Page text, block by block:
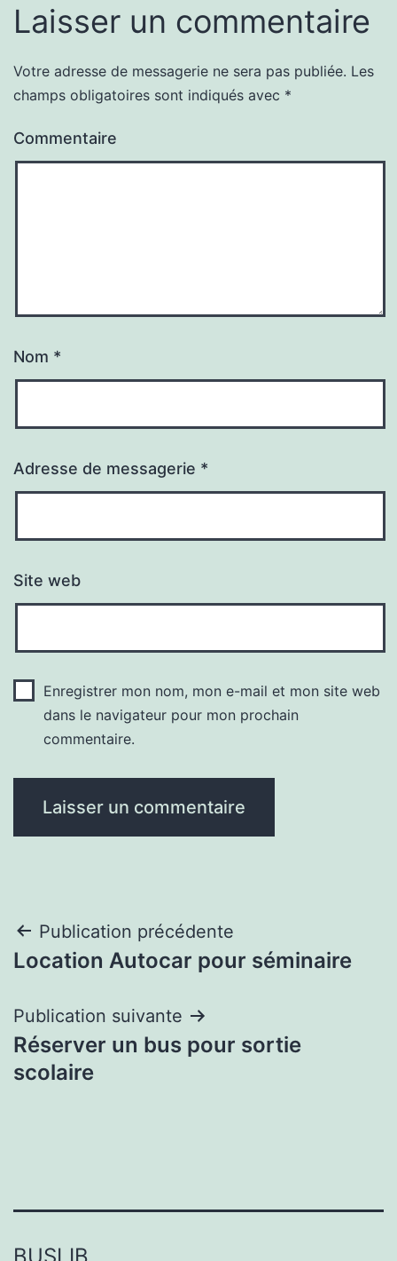
Laisser un commentaire
Votre adresse de messagerie ne sera pas publiée. Les
champs obligatoires sont indiqués avec *
Commentaire
Nom *
Adresse de messagerie *
Site web
Enregistrer mon nom, mon e-mail et mon site web
dans le navigateur pour mon prochain
commentaire.
Navigation
de
l’article
Publication précédente
Location Autocar pour séminaire
Publication suivante
Réserver un bus pour sortie
scolaire